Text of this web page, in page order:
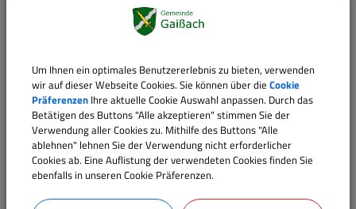
Satzung über abweichende Maße der
Abstandsflächentiefe
(9,76 KB)
Hausnummernsatzung Stand: 01.01.1965
Satzung über die Festsetzung von Hausnummern
Um Ihnen ein optimales Benutzererlebnis zu bieten, verwenden
wir auf dieser Webseite Cookies. Sie können über die Cookie
Präferenzen Ihre aktuelle Cookie Auswahl anpassen. Durch das
Betätigen des Buttons "Alle akzeptieren" stimmen Sie der
Verwendung aller Cookies zu. Mithilfe des Buttons "Alle
ablehnen" lehnen Sie der Verwendung nicht erforderlicher
Cookies ab. Eine Auflistung der verwendeten Cookies finden Sie
ebenfalls in unseren Cookie Präferenzen.